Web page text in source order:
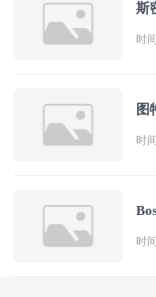
斯
时
图
时
时